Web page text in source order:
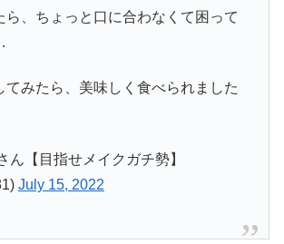
ら、ちょっと口に合わなくて困って
てみたら、美味しく食べられました
【目指せメイクガチ勢】
July 15, 2022